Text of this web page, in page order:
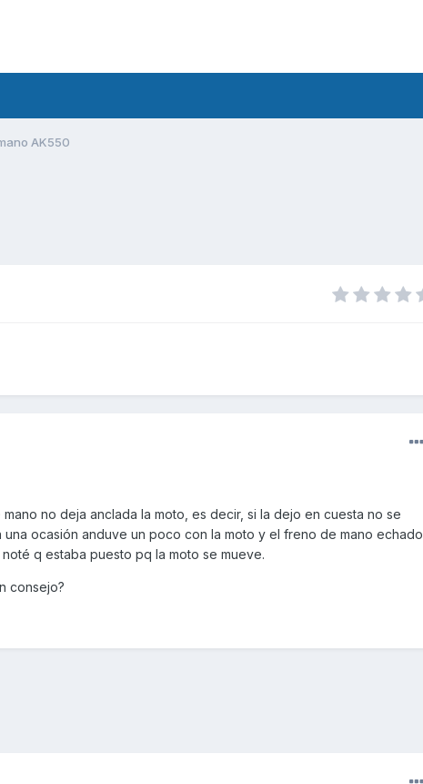
AK550
no deja anclada la moto, es decir, si la dejo en cuesta no se
ocasión anduve un poco con la moto y el freno de mano echado,
q estaba puesto pq la moto se mueve.
consejo?